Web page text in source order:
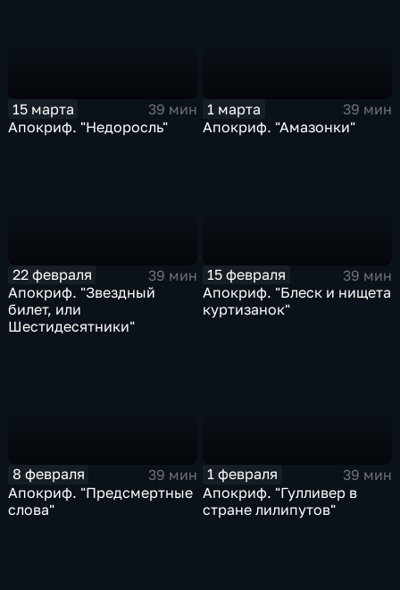
15 марта
39 мин
Апокриф. "Недоросль"
1 марта
39 мин
Апокриф. "Амазонки"
22 февраля
39 мин
Апокриф. "Звездный
билет, или
Шестидесятники"
15 февраля
39 мин
Апокриф. "Блеск и нищета
куртизанок"
8 февраля
39 мин
Апокриф. "Предсмертные
слова"
1 февраля
39 мин
Апокриф. "Гулливер в
стране лилипутов"